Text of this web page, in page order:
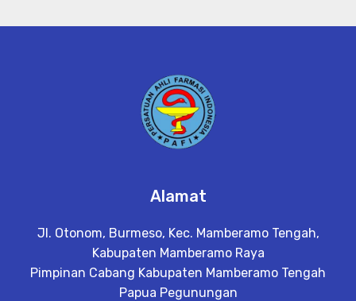
Alamat
Jl. Otonom, Burmeso, Kec. Mamberamo Tengah,
Kabupaten Mamberamo Raya
Pimpinan Cabang Kabupaten Mamberamo Tengah
Papua Pegunungan